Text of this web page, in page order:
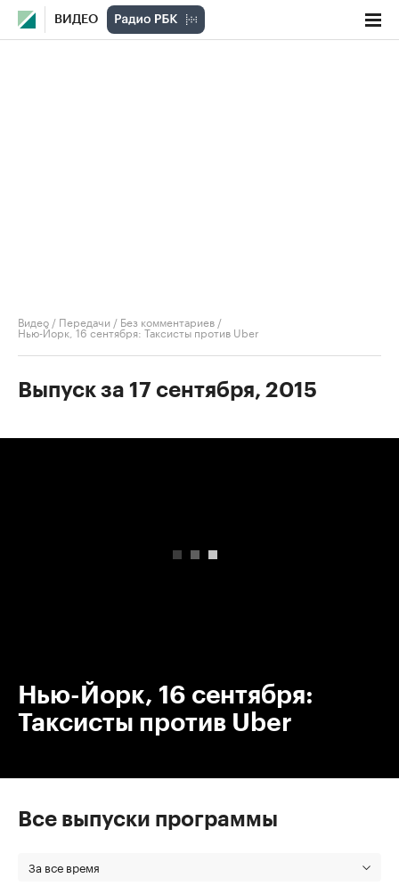
ВИДЕО
Видео / Передачи / Без комментариев /
Нью-Йорк, 16 сентября: Таксисты против Uber
Выпуск за 17 сентября, 2015
Нью-Йорк, 16 сентября:
Таксисты против Uber
Все выпуски программы
За все время